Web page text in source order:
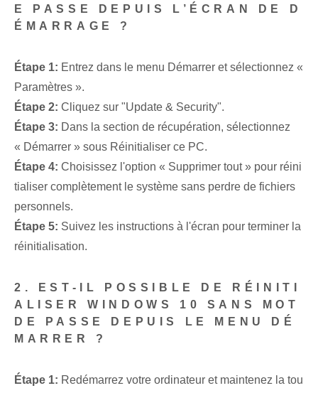
E PASSE DEPUIS L’ÉCRAN DE D
ÉMARRAGE ?
Étape 1: Entrez dans le menu Démarrer et sélectionnez «
Paramètres ».
Étape 2: Cliquez sur "Update & Security".
Étape 3: Dans la section de récupération, sélectionnez
« Démarrer » sous Réinitialiser ce PC.
Étape 4: Choisissez l'option « Supprimer tout » pour réini
tialiser complètement le système sans perdre de fichiers
personnels.
Étape 5: Suivez les instructions à l'écran pour terminer la
réinitialisation.
2. EST-IL POSSIBLE DE RÉINITI
ALISER WINDOWS 10 SANS MOT
DE PASSE DEPUIS LE MENU DÉ
MARRER ?
Étape 1: Redémarrez votre ordinateur et maintenez la tou